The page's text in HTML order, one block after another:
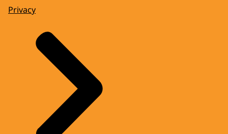
Privacy